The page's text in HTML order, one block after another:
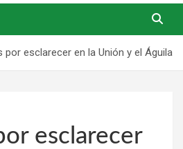
por esclarecer en la Unión y el Águila
esclarecer